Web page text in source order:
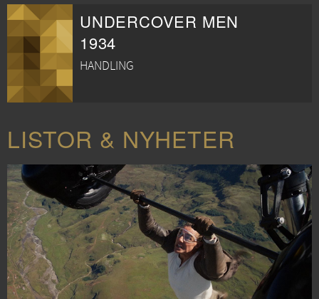
UNDERCOVER MEN
1934
HANDLING
LISTOR & NYHETER